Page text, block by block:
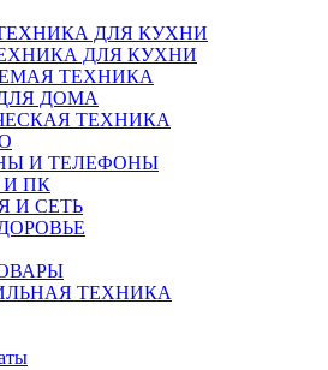
ДЛЯ КУХНИ
ДЛЯ КУХНИ
ТЕХНИКА
ДОМА
ТЕХНИКА
И ТЕЛЕФОНЫ
И ПК
И СЕТЬ
ТЕХНИКА